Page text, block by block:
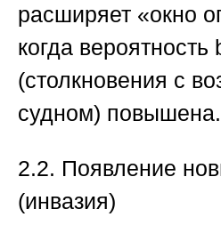
расширяет «окно
когда вероятность
(столкновения с
судном) повышена.
2.2. Появление
(инвазия)